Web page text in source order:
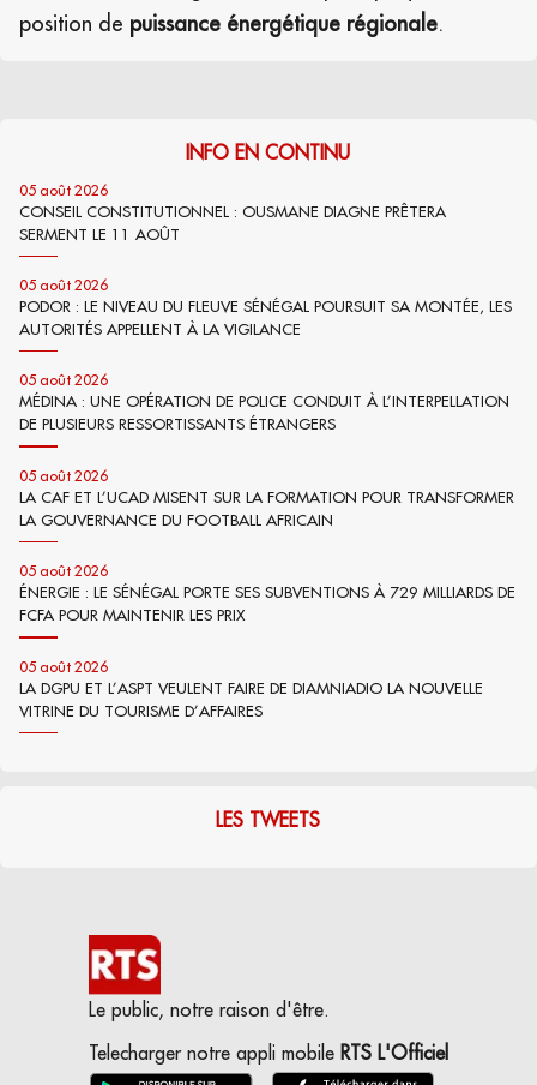
position de puissance énergétique régionale.
INFO EN CONTINU
05 août 2026
CONSEIL CONSTITUTIONNEL : OUSMANE DIAGNE PRÊTERA
SERMENT LE 11 AOÛT
05 août 2026
PODOR : LE NIVEAU DU FLEUVE SÉNÉGAL POURSUIT SA MONTÉE, LES
AUTORITÉS APPELLENT À LA VIGILANCE
05 août 2026
MÉDINA : UNE OPÉRATION DE POLICE CONDUIT À L’INTERPELLATION
DE PLUSIEURS RESSORTISSANTS ÉTRANGERS
05 août 2026
LA CAF ET L’UCAD MISENT SUR LA FORMATION POUR TRANSFORMER
LA GOUVERNANCE DU FOOTBALL AFRICAIN
05 août 2026
ÉNERGIE : LE SÉNÉGAL PORTE SES SUBVENTIONS À 729 MILLIARDS DE
FCFA POUR MAINTENIR LES PRIX
05 août 2026
LA DGPU ET L’ASPT VEULENT FAIRE DE DIAMNIADIO LA NOUVELLE
VITRINE DU TOURISME D’AFFAIRES
LES TWEETS
Le public, notre raison d'être.
Telecharger notre appli mobile RTS L'Officiel